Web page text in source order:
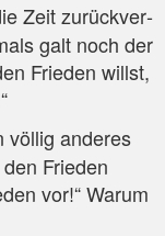
Zeit zurück­ver­
galt noch der
Frie­den willst,
völ­lig ande­res
Frie­den
vor!“ War­um